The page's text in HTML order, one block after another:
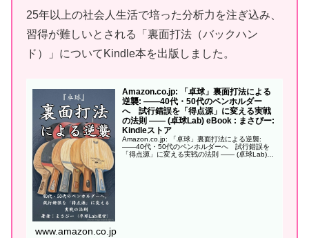
25年以上の社会人生活で培った分析力を注ぎ込み、
習得が難しいとされる「裏面打法（バックハン
ド）」についてKindle本を出版しました。
Amazon.co.jp: 「卓球」裏面打法による
逆襲: ——40代・50代のペンホルダー
へ 試行錯誤を「得点源」に変える実戦
の法則 —— (卓球Lab) eBook : まさぴー:
Kindleストア
Amazon.co.jp: 「卓球」裏面打法による逆襲:
——40代・50代のペンホルダーへ 試行錯誤を
「得点源」に変える実戦の法則 —— (卓球Lab)
www.amazon.co.jp